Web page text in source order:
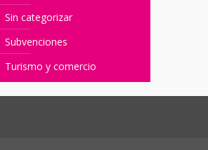
Sin categorizar
Subvenciones
Turismo y comercio